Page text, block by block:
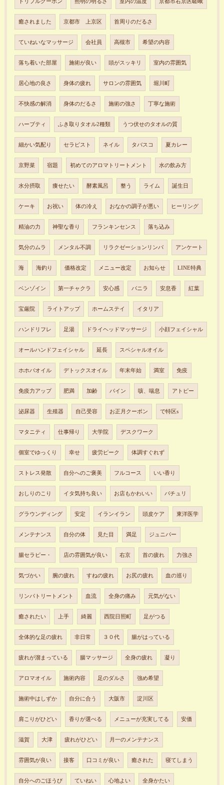
トリプルクーポン 照明の明るさ 室内の温度 京都市右京区嵯峨
癒されました 京都市 上京区 首周りのだるさ
ていねいなマッサージ 会社員 高槻市 希望の内容
落ち着いた部屋 施術が良い 頭がスッキリ 室内の雰囲気
居心地の良さ 身体の疲れ サロンの雰囲気 堀川町
不快感の解消 身体のだるさ 施術の強さ 丁寧な施術
ハーブティ ふき取りタオル2種類 うつ伏せのタオルの質
細かい気配り セラピスト ネイル タバスコ 夏カレー
京野菜 宿題 初めてのアロマトリートメント 水の飲み方
水分摂取 痩せたい 酵素風呂 整う ライム 誕生日
ケーキ お祝い 体の冷え おなかの調子が悪い ヒーリング
精油の力 神聖な香り フランキンセンス 落ち込み
気分のムラ メンタル不調 リラクゼーションリンパ アンケート
海 海釣り 価格改定 メニュー改定 お知らせ LINE特典
ベンゾイン 第一チャクラ 安心感 バニラ 安息香 紅葉
宝厳院 ライトアップ ホームステイ イタリア
ハンドリフレ 足湯 ドライヘッドマッサージ 小顔フェイシャル
オールハンドフェイシャル 延長 スペシャルオイル
ホホバオイル デトックスオイル 年末年始 満室 免疫
免疫力アップ 肥満 加齢 パイン 咳、喘息 アトピー
泌尿器 生殖器 自己受容 お正月クーポン で特区s
マタニティ 仕事帰り 大学院 デスクワーク
個室でゆっくり 幸せ 疲労ピーク 体調すぐれず
ストレス発散 自分へのご褒美 フルコース いい香り
おしりのこり イタ気持ち良い お店もかわいい パチュリ
グラウンディング 安定 イランイラン 頭皮ケア 東洋医学
メンテナンス 自分の体 見た目 満足 ジュニパー
腸セラピー・ 店の雰囲気が良い 右京 首の疲れ 力強さ
気づかい 腕の疲れ すねの疲れ お尻の疲れ 血の巡り
リンパトリートメント 血流 全身の痛み 元気がない
癒されたい 上手 綺麗 西院日照町 足がつる
全体的な足の疲れ 非日常 ３０代 腸がはっている
疲れが溜まっている 腸マッサージ 全身の疲れ 凝り
アロマオイル 施術内容 足のダルさ 強め希望
施術中はしずか 自分に合う 大阪市 淀川区
肩こりがひどい 香りが選べる メニューが充実してる 安価
滋賀 大津 疲れがひどい 月一のメンテナンス
雰囲気が良い 接客 口コミが良い 癒された 寝てしまう
自分へのごほうび ていねい 心地よい 全身かたい